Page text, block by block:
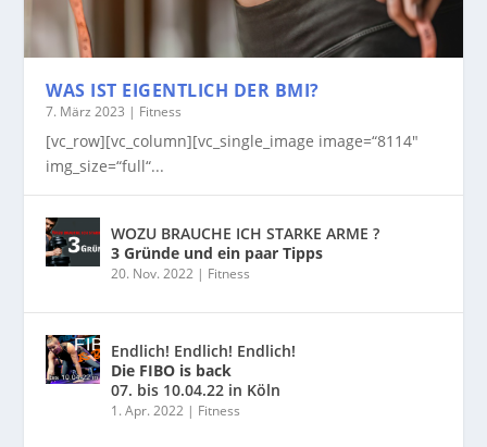
WAS IST EIGENTLICH DER BMI?
7. März 2023 | Fitness
[vc_row][vc_column][vc_single_image image=“8114″
img_size=“full“...
WOZU BRAUCHE ICH STARKE ARME ?
3 Gründe und ein paar Tipps
20. Nov. 2022 | Fitness
Endlich! Endlich! Endlich!
Die FIBO is back
07. bis 10.04.22 in Köln
1. Apr. 2022 | Fitness